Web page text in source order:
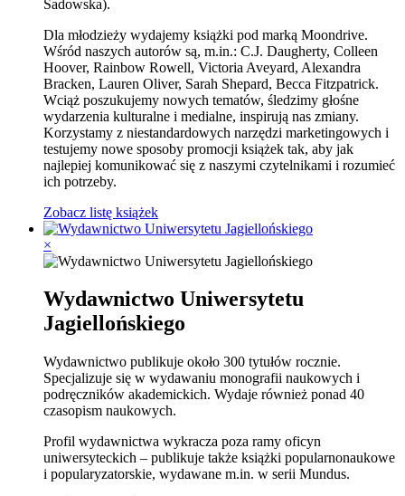
Sadowska).
Dla młodzieży wydajemy książki pod marką Moondrive.
Wśród naszych autorów są, m.in.: C.J. Daugherty, Colleen
Hoover, Rainbow Rowell, Victoria Aveyard, Alexandra
Bracken, Lauren Oliver, Sarah Shepard, Becca Fitzpatrick.
Wciąż poszukujemy nowych tematów, śledzimy głośne
wydarzenia kulturalne i medialne, inspirują nas zmiany.
Korzystamy z niestandardowych narzędzi marketingowych i
testujemy nowe sposoby promocji książek tak, aby jak
najlepiej komunikować się z naszymi czytelnikami i rozumieć
ich potrzeby.
Zobacz listę książek
×
Wydawnictwo Uniwersytetu
Jagiellońskiego
Wydawnictwo publikuje około 300 tytułów rocznie.
Specjalizuje się w wydawaniu monografii naukowych i
podręczników akademickich. Wydaje również ponad 40
czasopism naukowych.
Profil wydawnictwa wykracza poza ramy oficyn
uniwersyteckich – publikuje także książki popularnonaukowe
i popularyzatorskie, wydawane m.in. w serii Mundus.